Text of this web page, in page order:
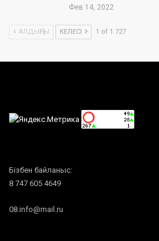
Фев 14, 2022
АЛДЫҢҒЫ КЕЛЕСІ 1 of 1 727
Бізбен байланыс:
8 747 605 4649
08.info@mail.ru